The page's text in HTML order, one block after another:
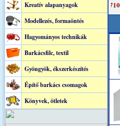
Kreatív alapanyagok
Modellezés, formaöntés
Hagyományos technikák
Barkácsfilc, textil
Gyöngyök, ékszerkészítés
Építő barkács csomagok
Könyvek, ötletek